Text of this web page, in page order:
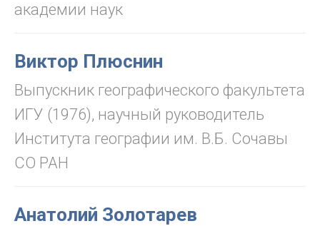
академии наук
Виктор Плюснин
Выпускник географического факультета
ИГУ (1976), научный руководитель
Института географии им. В.Б. Сочавы
СО РАН
Анатолий Золотарев